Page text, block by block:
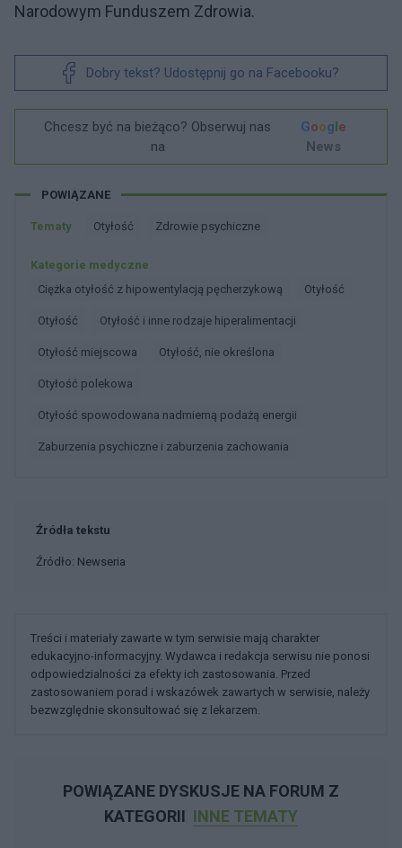
Narodowym Funduszem Zdrowia.
Dobry tekst? Udostępnij go na Facebooku?
Chcesz być na bieżąco? Obserwuj nas
na
Google
News
POWIĄZANE
Tematy Otyłość Zdrowie psychiczne
Kategorie medyczne
Ciężka otyłość z hipowentylacją pęcherzykową
Otyłość
Otyłość Otyłość i inne rodzaje hiperalimentacji
Otyłość miejscowa Otyłość, nie określona
Otyłość polekowa
Otyłość spowodowana nadmierną podażą energii
Zaburzenia psychiczne i zaburzenia zachowania
Źródła tekstu
Źródło: Newseria
Treści i materiały zawarte w tym serwisie mają charakter
edukacyjno-informacyjny. Wydawca i redakcja serwisu nie ponosi
odpowiedzialności za efekty ich zastosowania. Przed
zastosowaniem porad i wskazówek zawartych w serwisie, należy
bezwzględnie skonsultować się z lekarzem.
POWIĄZANE DYSKUSJE NA FORUM Z
KATEGORII INNE TEMATY